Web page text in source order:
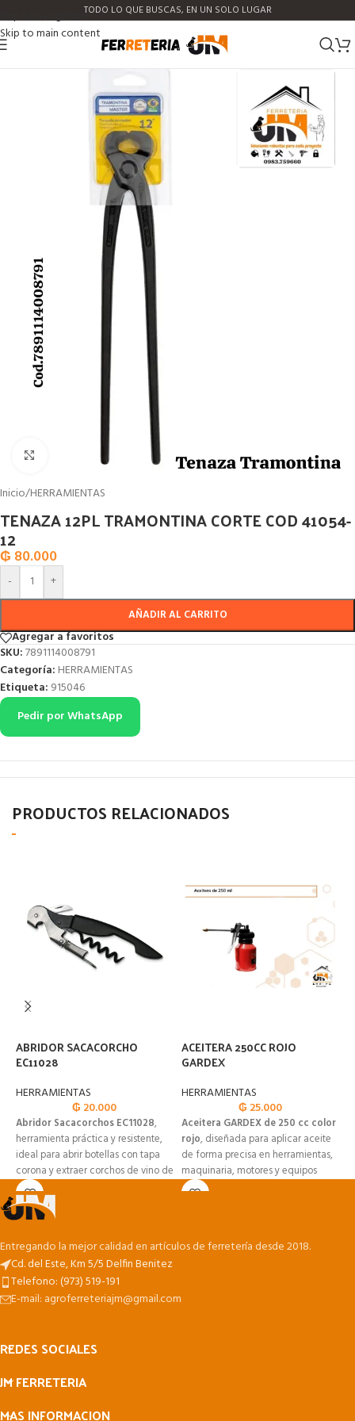
Skip to navigation
Skip to main content
TODO LO QUE BUSCAS, EN UN SOLO LUGAR
Inicio/HERRAMIENTAS
TENAZA 12PL TRAMONTINA CORTE COD 41054-
12
₲ 80.000
- +
AÑADIR AL CARRITO
Agregar a favoritos
SKU:7891114008791
Categoría: HERRAMIENTAS
Etiqueta: 915046
Pedir por WhatsApp
PRODUCTOS RELACIONADOS
ABRIDOR SACACORCHO
EC11028
HERRAMIENTAS
₲ 20.000
Abridor Sacacorchos EC11028,
herramienta práctica y resistente,
ideal para abrir botellas con tapa
corona y extraer corchos de vino de
forma rápida y sencilla.
ACEITERA 250CC ROJO
GARDEX
HERRAMIENTAS
₲ 25.000
Aceitera GARDEX de 250 cc color
rojo, diseñada para aplicar aceite
de forma precisa en herramientas,
maquinaria, motores y equipos
mecánicos.
Entregando la mejor calidad en artículos de ferretería desde 2018.
Cd. del Este, Km 5/5 Delfin Benitez
Telefono: (973) 519-191
E-mail: agroferreteriajm@gmail.com
REDES SOCIALES
JM FERRETERIA
MAS INFORMACION